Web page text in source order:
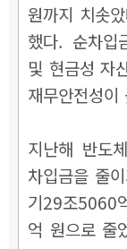
원까지 치솟
했다. 순차입
및 현금성 자
재무안전성이
지난해 반도
차입금을 줄
기29조5060
억 원으로 줄